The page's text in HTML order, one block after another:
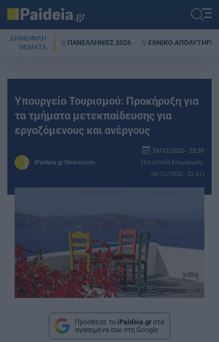
ΔΗΜΟΦΙΛΗ
ΘΕΜΑΤΑ
ΠΑΝΕΛΛΗΝΙΕΣ 2026 ΕΘΝΙΚΟ ΑΠΟΛΥΤΗΡΙΟ
Υπουργείο Τουρισμού: Προκήρυξη για
τα τμήματα μετεκπαίδευσης για
εργαζόμενους και ανέργους
iPaideia.gr Newsroom
28/12/2020 - 22:30
(Τελευταία Ενημέρωση:
28/12/2020 - 22:31)
Πρόσθεσε το iPaideia.gr στα
αγαπημένα σου στη Google